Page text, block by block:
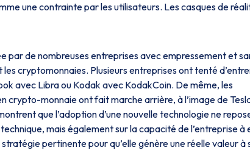
une contrainte par les utilisateurs. Les casques de
par de nombreuses entreprises avec empressement et
cryptomonnaies. Plusieurs entreprises ont tenté
avec Libra ou Kodak avec KodakCoin. De même, les
crypto-monnaie ont fait marche arrière, à l’image de
que l’adoption d’une nouvelle technologie ne
mais également sur la capacité de l’entreprise à
pertinente pour qu’elle génère une réelle valeur à